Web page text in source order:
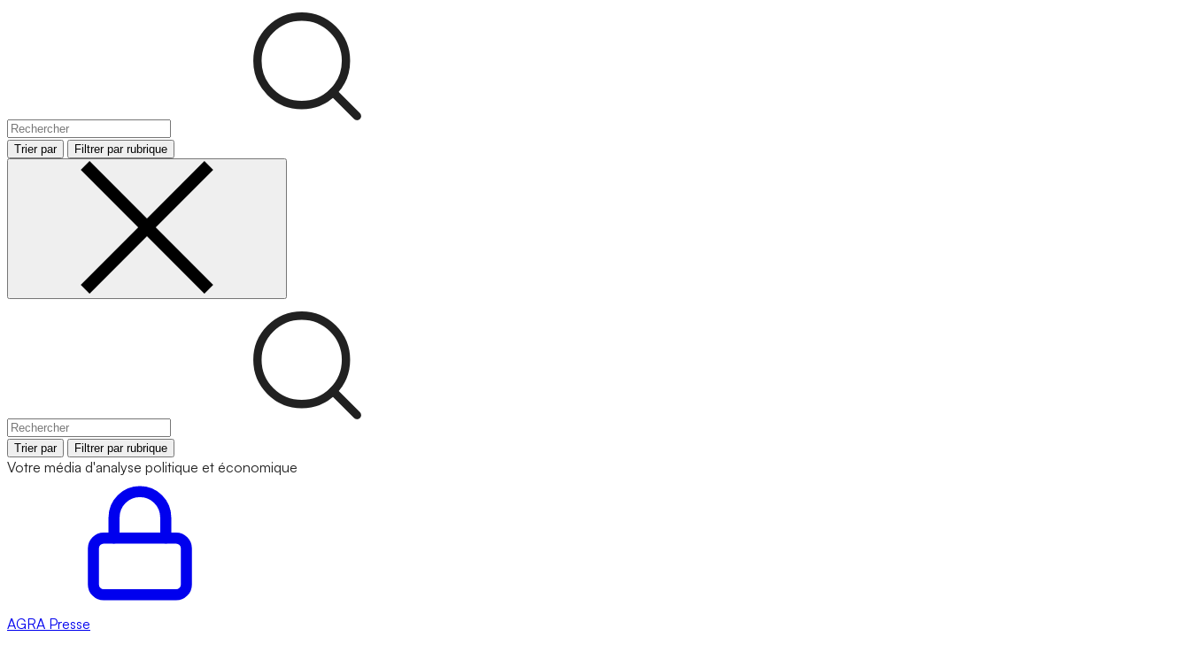
Trier par Filtrer par rubrique
Trier par Filtrer par rubrique
Votre média d'analyse politique et économique
AGRA Presse